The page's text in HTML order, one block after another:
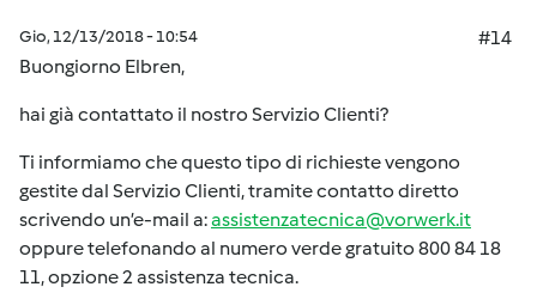
Gio, 12/13/2018 - 10:54
#14
Buongiorno Elbren,
hai già contattato il nostro Servizio Clienti?
Ti informiamo che questo tipo di richieste vengono
gestite dal Servizio Clienti, tramite contatto diretto
scrivendo un’e-mail a:assistenzatecnica@vorwerk.it
oppure telefonando al numero verde gratuito 800 84 18
11, opzione 2 assistenza tecnica.